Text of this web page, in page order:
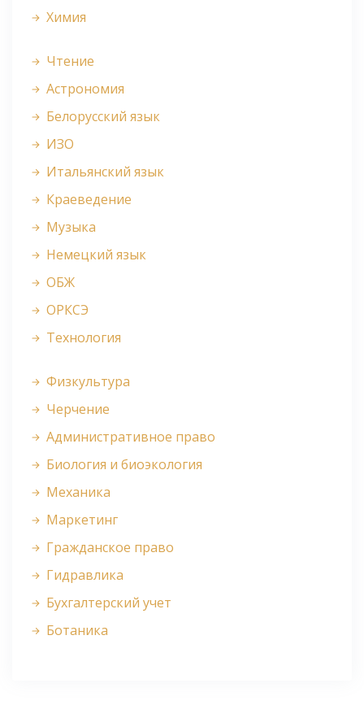
Химия
Чтение
Астрономия
Белорусский язык
ИЗО
Итальянский язык
Краеведение
Музыка
Немецкий язык
ОБЖ
ОРКСЭ
Технология
Физкультура
Черчение
Административное право
Биология и биоэкология
Механика
Маркетинг
Гражданское право
Гидравлика
Бухгалтерский учет
Ботаника